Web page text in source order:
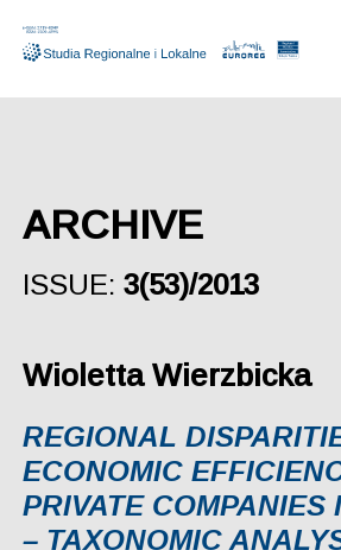
ARCHIVE
ISSUE: 3(53)/2013
Wioletta Wierzbicka
REGIONAL
ECONOMIC
PRIVATE COMPANIES
– TAXONOMIC